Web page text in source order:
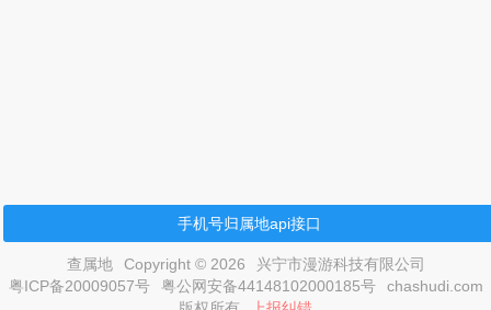
手机号归属地api接口
查属地 Copyright © 2026
兴宁市漫游科技有限公司
粤ICP备20009057号
粤公网安备44148102000185号
chashudi.com